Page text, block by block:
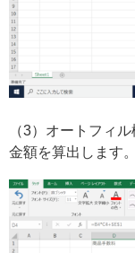
（3）オートフィ
金額を算出します。